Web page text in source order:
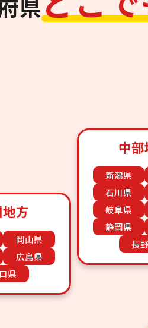
県
中
新潟県
石川県
岐阜県
静岡県
長
方
岡山県
広島県
県